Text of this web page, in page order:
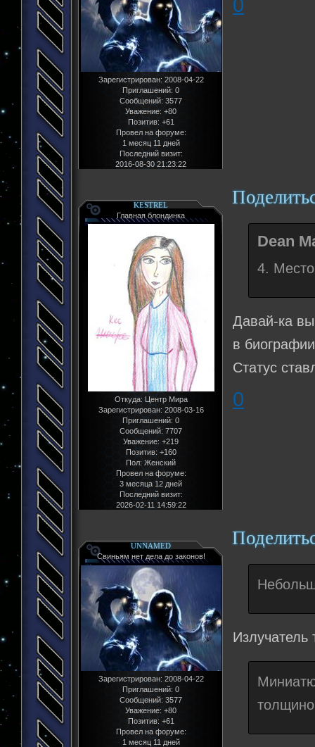
Зарегистрирован: 2008-04-22
Приглашений: 0
Сообщений: 3577
Уважение: +80
Позитив: +61
Провел на форуме:
1 месяц 11 дней
Последний визит:
2016-08-30 21:23:22
KESTREL
Главная блондинка
Откуда:Центр Мира
Зарегистрирован: 2008-03-16
Приглашений: 0
Сообщений: 7707
Уважение: +219
Позитив: +160
Пол:Женский
Провел на форуме:
3 месяца 12 дней
Последний визит:
2026-02-11 14:59:22
Dean
4.
Давай-ка
в
Статус
0
UNNAMED
Свиньям нет дела до законов!
Зарегистрирован: 2008-04-22
Приглашений: 0
Сообщений: 3577
Уважение: +80
Позитив: +61
Провел на форуме:
1 месяц 11 дней
Излучатель